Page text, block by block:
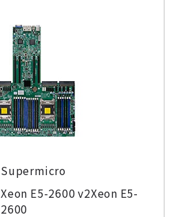
Supermicro
Xeon E5-2600 v2Xeon E5-
2600